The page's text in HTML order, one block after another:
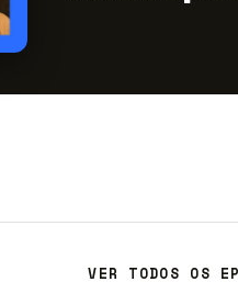
VER TODOS OS